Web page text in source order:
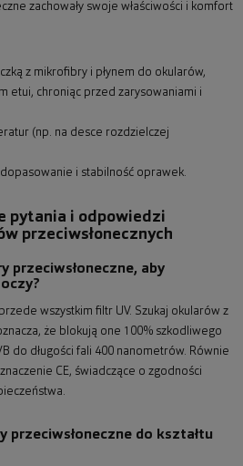
zachowały swoje właściwości i komfort
z mikrofibry i płynem do okularów,
etui, chroniąc przed zarysowaniami i
(np. na desce rozdzielczej
i stabilność oprawek.
pytania i odpowiedzi
przeciwsłonecznych
przeciwsłoneczne, aby
wszystkim filtr UV. Szukaj okularów z
że blokują one 100% szkodliwego
do długości fali 400 nanometrów. Równie
CE, świadczące o zgodności
przeciwsłoneczne do kształtu